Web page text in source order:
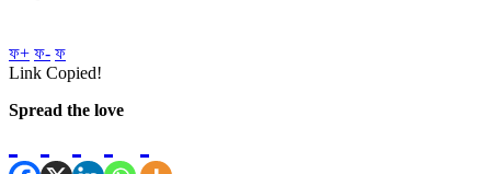
ফ+ ফ- ফ
Link Copied!
Spread the love